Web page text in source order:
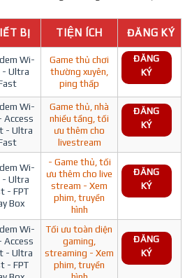
BỊ TIỆN ÍCH ĐĂNG KÝ
Wi-
- Ultra
Game thủ chơi
thường xuyên,
ping thấp
ĐĂNG
KÝ
Wi-
Access
- Ultra
Game thủ, nhà
nhiều tầng, tối
ưu thêm cho
livestream
ĐĂNG
KÝ
Wi-
- Ultra
- FPT
Box
- Game thủ, tối
ưu thêm cho live
stream - Xem
phim, truyền
hình
ĐĂNG
KÝ
Wi-
Access
- Ultra
- FPT
Tối ưu toàn diện
gaming,
streaming - Xem
phim, truyền
ĐĂNG
KÝ